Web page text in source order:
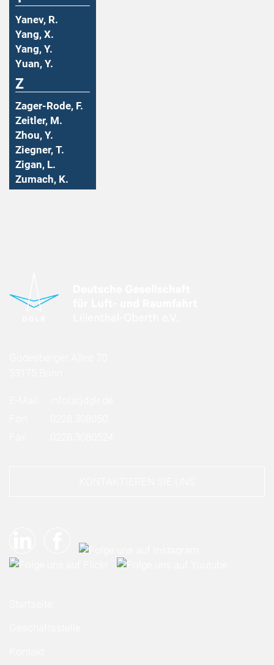
Yanev, R.
Yang, X.
Yang, Y.
Yuan, Y.
Z
Zager-Rode, F.
Zeitler, M.
Zhou, Y.
Ziegner, T.
Zigan, L.
Zumach, K.